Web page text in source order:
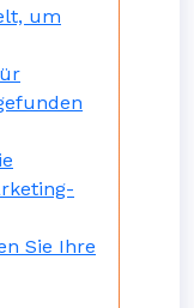
um
Sie Ihre